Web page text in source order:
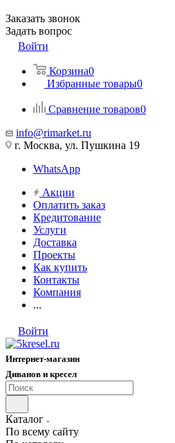
Заказать звонок
Задать вопрос
Войти
Корзина0
Избранные товары0
Сравнение товаров0
info@rimarket.ru
г. Москва, ул. Пушкина 19
WhatsApp
Акции
Оплатить заказ
Кредитование
Услуги
Доставка
Проекты
Как купить
Контакты
Компания
...
Войти
Интернет-магазин
Диванов и кресел
Каталог
По всему сайту